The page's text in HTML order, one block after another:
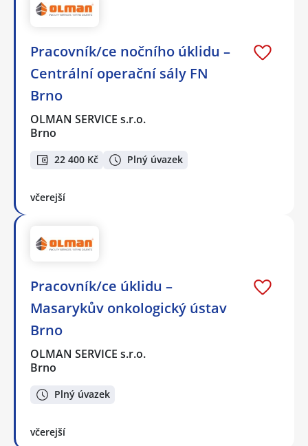
Pracovník/ce nočního úklidu –
Centrální operační sály FN
Brno
OLMAN SERVICE s.r.o.
Brno
22 400 Kč Plný úvazek
včerejší
Pracovník/ce úklidu –
Masarykův onkologický ústav
Brno
OLMAN SERVICE s.r.o.
Brno
Plný úvazek
včerejší